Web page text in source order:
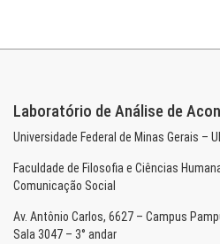
Laboratório de Análise de
Universidade Federal de Minas Gerais –
Faculdade de Filosofia e Ciências
Comunicação Social
Av. Antônio Carlos, 6627 – Campus
Sala 3047 – 3° andar